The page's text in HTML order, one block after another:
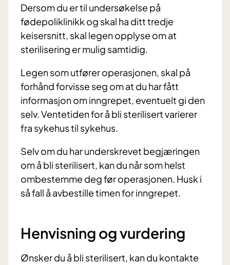
Dersom du er til undersøkelse på
fødepoliklinikk og skal ha ditt tredje
keisersnitt, skal legen opplyse om at
sterilisering er mulig samtidig.
Legen som utfører operasjonen, skal på
forhånd forvisse seg om at du har fått
informasjon om inngrepet, eventuelt gi den
selv. Ventetiden for å bli sterilisert varierer
fra sykehus til sykehus.
Selv om du har underskrevet begjæringen
om å bli sterilisert, kan du når som helst
ombestemme deg før operasjonen. Husk i
så fall å avbestille timen for inngrepet.
Henvisning og vurdering
Ønsker du å bli sterilisert, kan du kontakte